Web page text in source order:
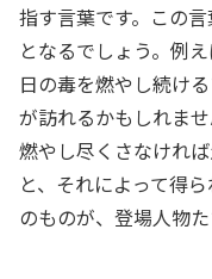
指す言葉です。この
となるでしょう。例
日の毒を燃やし続け
が訪れるかもしれま
燃やし尽くさなけれ
と、それによって得
のものが、登場人物